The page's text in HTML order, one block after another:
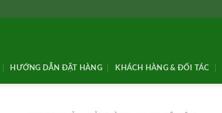
HƯỚNG DẪN ĐẶT HÀNG KHÁCH HÀNG & ĐỐI TÁC